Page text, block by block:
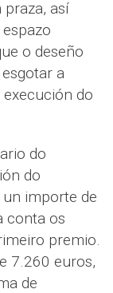
praza, así
o deseño
a
execución do
do
do
importe de
conta os
premio.
7.260 euros,
de